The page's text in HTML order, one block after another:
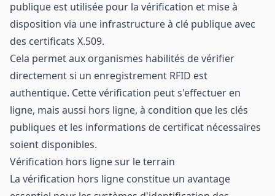
publique est utilisée pour la vérification et mise à
disposition via une infrastructure à clé publique avec
des certificats X.509.
Cela permet aux organismes habilités de vérifier
directement si un enregistrement RFID est
authentique. Cette vérification peut s'effectuer en
ligne, mais aussi hors ligne, à condition que les clés
publiques et les informations de certificat nécessaires
soient disponibles.
Vérification hors ligne sur le terrain
La vérification hors ligne constitue un avantage